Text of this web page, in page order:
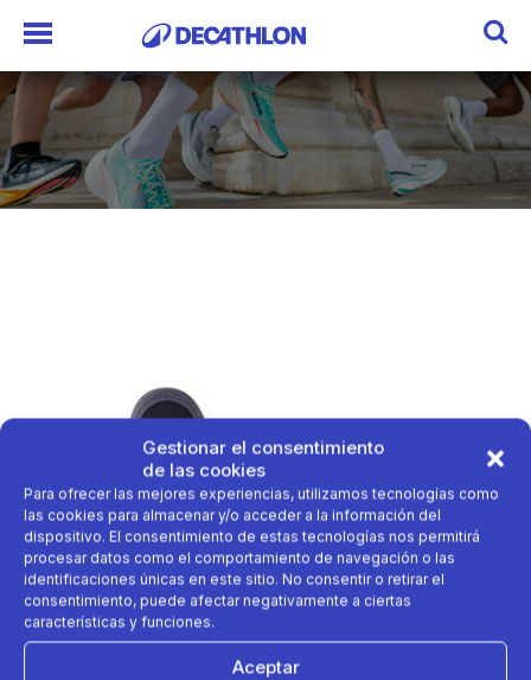
Gestionar el consentimiento
de las cookies
Para ofrecer las mejores experiencias, utilizamos tecnologías como
las cookies para almacenar y/o acceder a la información del
dispositivo. El consentimiento de estas tecnologías nos permitirá
procesar datos como el comportamiento de navegación o las
identificaciones únicas en este sitio. No consentir o retirar el
consentimiento, puede afectar negativamente a ciertas
características y funciones.
Aceptar